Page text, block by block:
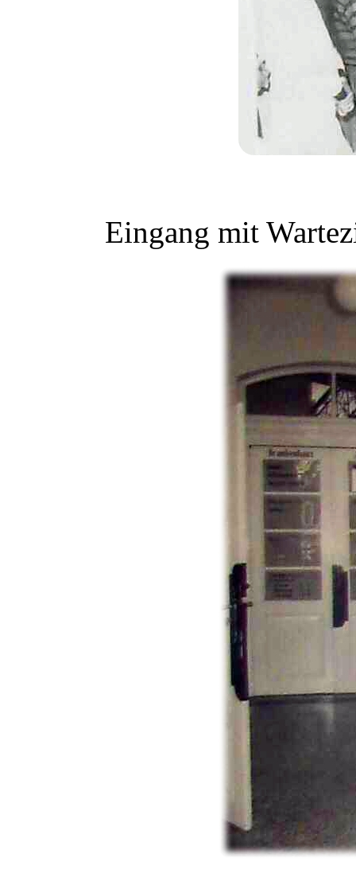
Eingang mit